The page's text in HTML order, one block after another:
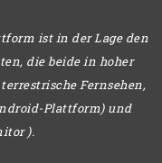
ist in der Lage den
die beide in hoher
Fernsehen,
Plattform) und
).